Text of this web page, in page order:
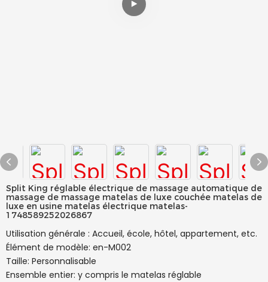
Split King réglable électrique de massage automatique de
massage de massage matelas de luxe couchée matelas de
luxe en usine matelas électrique matelas-
1748589252026867
Utilisation générale : Accueil, école, hôtel, appartement, etc.
Élément de modèle: en-M002
Taille: Personnalisable
Ensemble entier: y compris le matelas réglable